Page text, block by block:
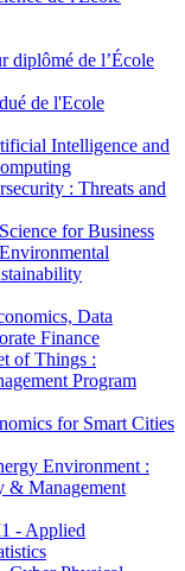
diplômé de l’École
de l'Ecole
Intelligence and
: Threats and
for Business
Data
Finance
of Things :
Program
for Smart Cities
Environment :
& Management
- Applied